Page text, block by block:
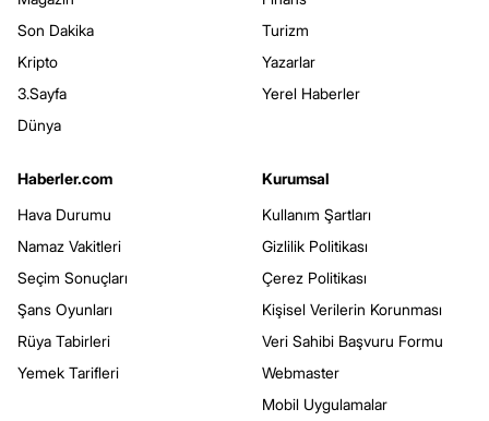
Son Dakika
Kripto
3.Sayfa
Dünya
Turizm
Yazarlar
Yerel Haberler
Haberler.com
Hava Durumu
Namaz Vakitleri
Seçim Sonuçları
Şans Oyunları
Rüya Tabirleri
Yemek Tarifleri
Kurumsal
Kullanım Şartları
Gizlilik Politikası
Çerez Politikası
Kişisel Verilerin Korunması
Veri Sahibi Başvuru Formu
Webmaster
Mobil Uygulamalar